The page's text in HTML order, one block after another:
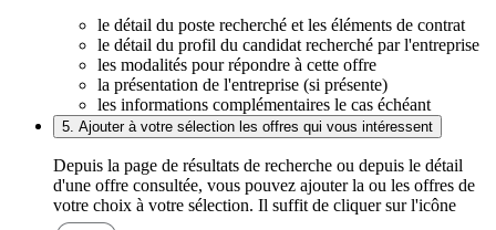
le détail du poste recherché et les éléments de contrat
le détail du profil du candidat recherché par l'entreprise
les modalités pour répondre à cette offre
la présentation de l'entreprise (si présente)
les informations complémentaires le cas échéant
5. Ajouter à votre sélection les offres qui vous intéressent
Depuis la page de résultats de recherche ou depuis le détail
d'une offre consultée, vous pouvez ajouter la ou les offres de
votre choix à votre sélection. Il suffit de cliquer sur l'icône